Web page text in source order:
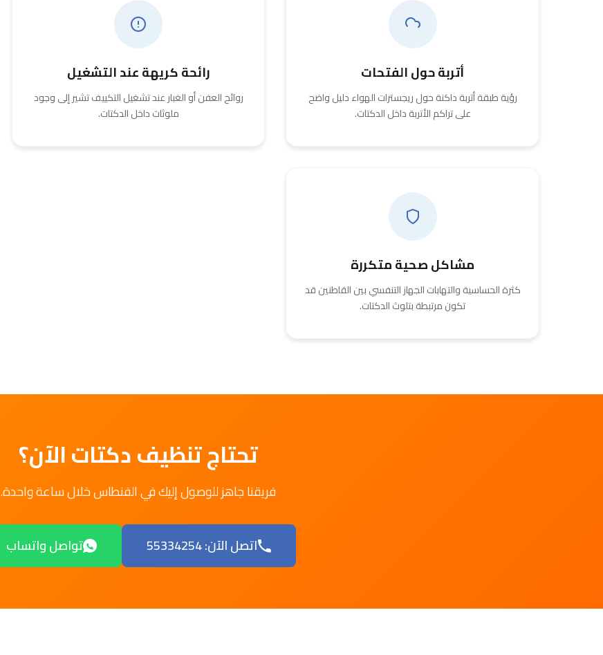
أتربة حول الفتحات
رؤية طبقة أتربة داكنة حول ريجسترات الهواء دليل واضح
على تراكم الأتربة داخل الدكتات.
رائحة كريهة عند التشغيل
روائح العفن أو الغبار عند تشغيل التكييف تشير إلى وجود
ملوثات داخل الدكتات.
مشاكل صحية متكررة
كثرة الحساسية والتهابات الجهاز التنفسي بين القاطنين قد
تكون مرتبطة بتلوث الدكتات.
تحتاج تنظيف دكتات الآن؟
فريقنا جاهز للوصول إليك في الفنطاس خلال ساعة واحدة.
اتصل الآن: 55334254 تواصل واتساب